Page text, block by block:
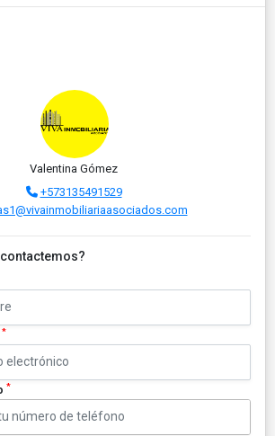
Valentina Gómez
+573135491529
*
*